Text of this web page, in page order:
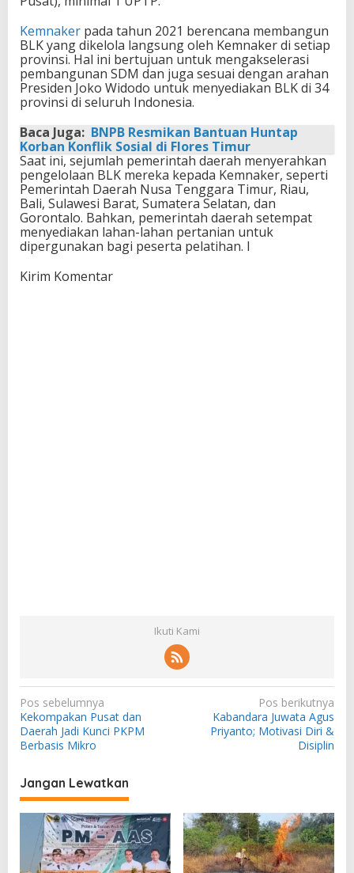
Kemnaker pada tahun 2021 berencana membangun
BLK yang dikelola langsung oleh Kemnaker di setiap
provinsi. Hal ini bertujuan untuk mengakselerasi
pembangunan SDM dan juga sesuai dengan arahan
Presiden Joko Widodo untuk menyediakan BLK di 34
provinsi di seluruh Indonesia.
Baca Juga: BNPB Resmikan Bantuan Huntap
Korban Konflik Sosial di Flores Timur
Saat ini, sejumlah pemerintah daerah menyerahkan
pengelolaan BLK mereka kepada Kemnaker, seperti
Pemerintah Daerah Nusa Tenggara Timur, Riau,
Bali, Sulawesi Barat, Sumatera Selatan, dan
Gorontalo. Bahkan, pemerintah daerah setempat
menyediakan lahan-lahan pertanian untuk
dipergunakan bagi peserta pelatihan. I
Kirim Komentar
Ikuti Kami
N
a
v
g
a
Pos sebelumnya
Kekompakan Pusat dan
Daerah Jadi Kunci PKPM
Berbasis Mikro
Pos berikutnya
Kabandara Juwata Agus
Priyanto; Motivasi Diri &
Disiplin
Jangan Lewatkan